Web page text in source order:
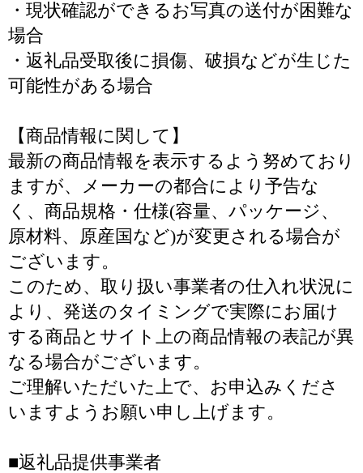
・現状確認ができるお写真の送付が困難な
場合
・返礼品受取後に損傷、破損などが生じた
可能性がある場合
【商品情報に関して】
最新の商品情報を表示するよう努めており
ますが、メーカーの都合により予告な
く、商品規格・仕様(容量、パッケージ、
原材料、原産国など)が変更される場合が
ございます。
このため、取り扱い事業者の仕入れ状況に
より、発送のタイミングで実際にお届け
する商品とサイト上の商品情報の表記が異
なる場合がございます。
ご理解いただいた上で、お申込みくださ
いますようお願い申し上げます。
■返礼品提供事業者